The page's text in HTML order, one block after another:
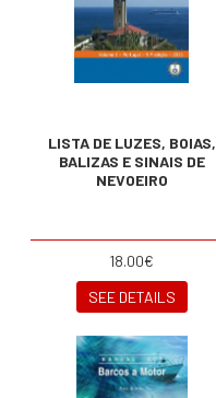
LISTA DE LUZES, BOIAS,
BALIZAS E SINAIS DE
NEVOEIRO
18.00€
SEE DETAILS